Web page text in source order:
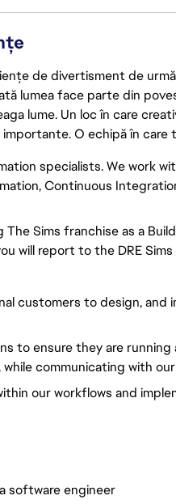
de divertisment de
lumea face parte din
lume. Un loc în care
O echipă în care
specialists. We work
Continuous
The Sims franchise as a
will report to the DRE Sims
customers to design, and
to ensure they are
communicating with
our workflows and
software engineer